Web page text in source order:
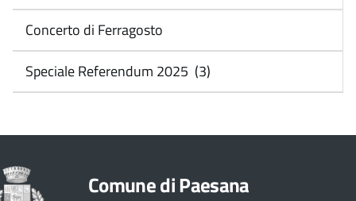
Concerto di Ferragosto
Speciale Referendum 2025 (3)
Comune di Paesana